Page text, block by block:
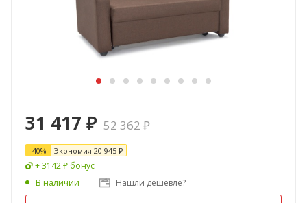
31 417 ₽ 52 362₽
-40% Экономия 20 945 ₽
+ 3142 ₽ бонус
В наличии
Нашли дешевле?